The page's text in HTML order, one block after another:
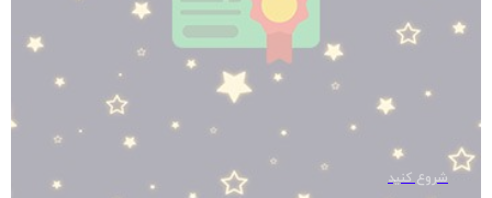
شروع کنید